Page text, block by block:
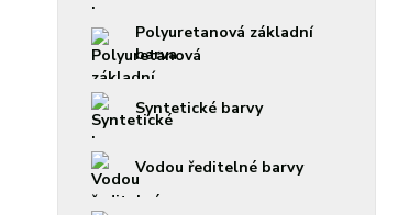
Polyuretanová základní
barva
Syntetické barvy
Vodou ředitelné barvy